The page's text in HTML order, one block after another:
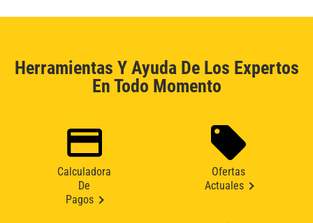
Herramientas Y Ayuda De Los Expertos
En Todo Momento
Calculadora
De
Pagos
Ofertas
Actuales